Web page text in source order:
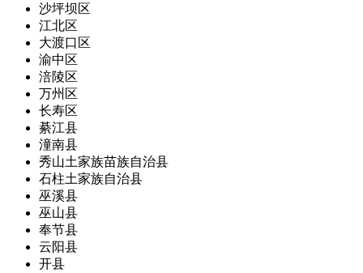
沙坪坝区
江北区
大渡口区
渝中区
涪陵区
万州区
长寿区
綦江县
潼南县
秀山土家族苗族自治县
石柱土家族自治县
巫溪县
巫山县
奉节县
云阳县
开县